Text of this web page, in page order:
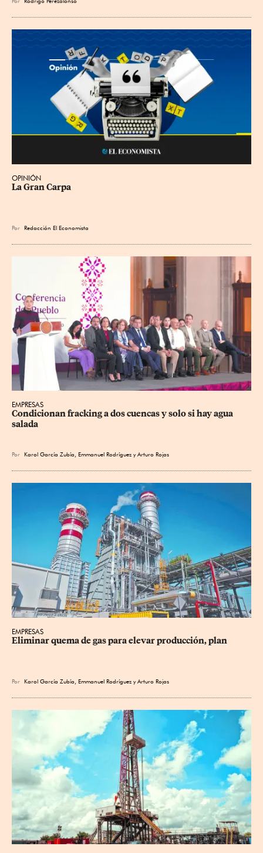
OPINIÓN
La Gran Carpa
Por Redacción El Economista
EMPRESAS
Condicionan fracking a dos cuencas y solo si hay agua
salada
Por Karol García Zubía Emmanuel Rodríguez yArturo Rojas
EMPRESAS
Eliminar quema de gas para elevar producción, plan
Por Karol García Zubía Emmanuel Rodríguez yArturo Rojas